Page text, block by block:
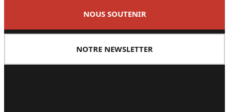
NOUS SOUTENIR
NOTRE NEWSLETTER